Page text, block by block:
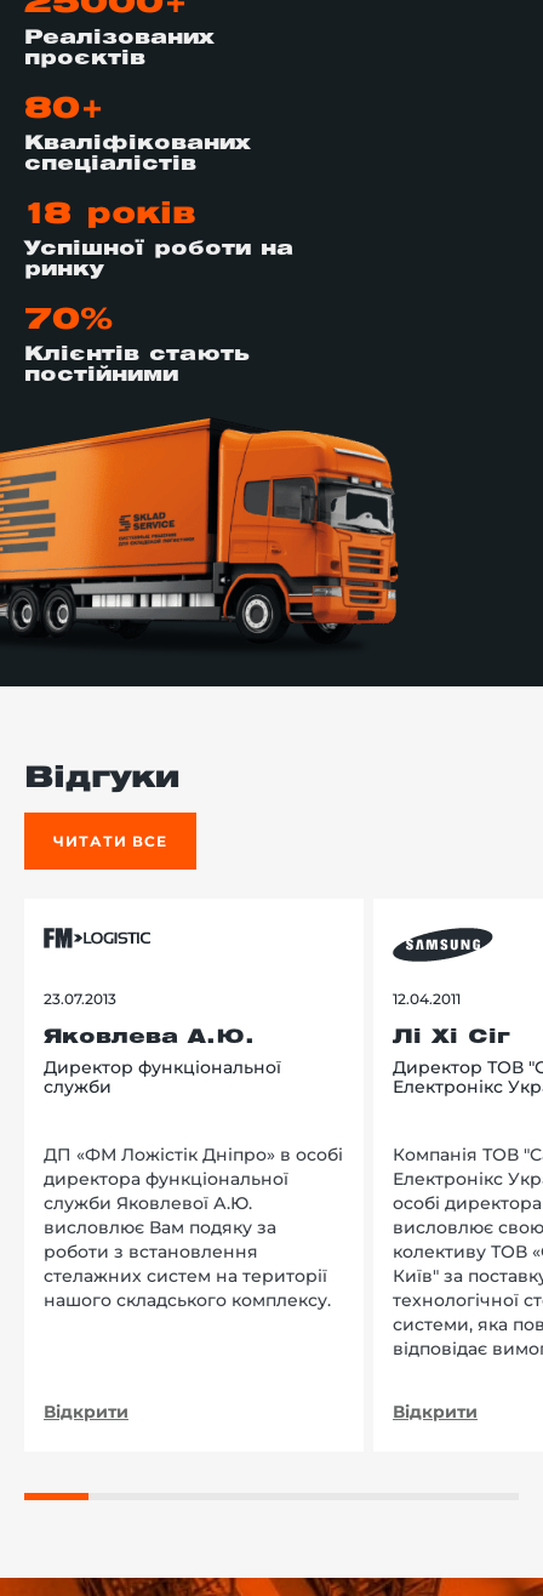
Реалізованих
проєктів
80+
Кваліфікованих
спеціалістів
18 років
Успішної роботи на
ринку
70%
Клієнтів стають
постійними
Відгуки
ЧИТАТИ ВСЕ
23.07.2013
Яковлева А.Ю.
Директор функціональної
служби
ДП «ФМ Ложістік Дніпро» в особі
директора функціональної
служби Яковлевої А.Ю.
висловлює Вам подяку за
роботи з встановлення
стелажних систем на території
нашого складського комплексу.
Відкрити
12.04.2011
Лі Хі Сіг
Директор ТОВ
Електронікс
Компанія ТОВ
Електронікс
особі
висловлює
колективу ТОВ
Київ" за
технологічної
системи, яка
відповідає
Відкрити